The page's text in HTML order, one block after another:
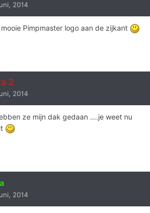
2014
Pimpmaster logo aan de zijkant
2
2014
ze mijn dak gedaan ....je weet nu
2014